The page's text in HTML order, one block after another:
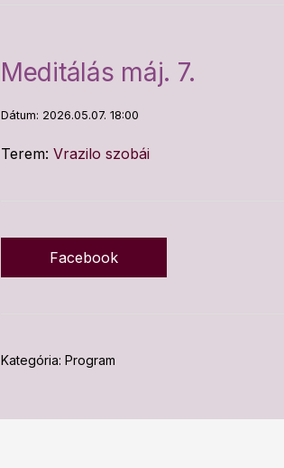
Meditálás máj. 7.
Dátum: 2026.05.07. 18:00
Terem: Vrazilo szobái
Facebook
Kategória: Program